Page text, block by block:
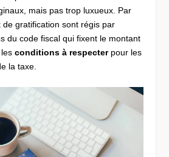
mais pas trop luxueux. Par
de gratification sont régis par
du code fiscal qui fixent le montant
lesconditions à respecterpour les
la taxe.